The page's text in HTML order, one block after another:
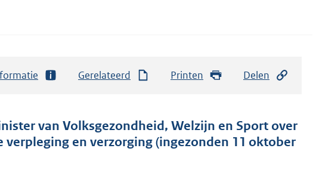
Gerelateerd Printen Delen
van Volksgezondheid, Welzijn en Sport over
en verzorging (ingezonden 11 oktober